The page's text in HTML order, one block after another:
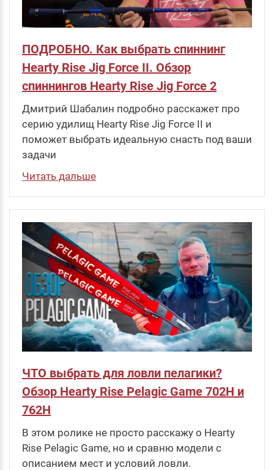
ПОДРОБНО. Как выбрать спиннинг
Hearty Rise Jig Force II. Обзор
спиннингов Hearty Rise Jig Force 2
Дмитрий Шабалин подробно расскажет про
серию удилищ Hearty Rise Jig Force II и
поможет выбрать идеальную снасть под ваши
задачи
Читать дальше
ЧТО выбрать для ловли пелагики?
Обзор Hearty Rise Pelagic Game 702H и
762H
В этом ролике не просто расскажу о Hearty
Rise Pelagic Game, но и сравню модели с
описанием мест и условий ловли.